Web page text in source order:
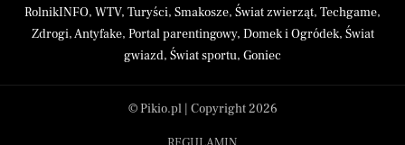
RolnikINFO, WTV, Turyści, Smakosze, Świat zwierząt, Techgame,
Zdrogi,Antyfake, Portal parentingowy, Domek i Ogródek, Świat
gwiazd, Świat sportu, Goniec
© Pikio.pl | Copyright 2026